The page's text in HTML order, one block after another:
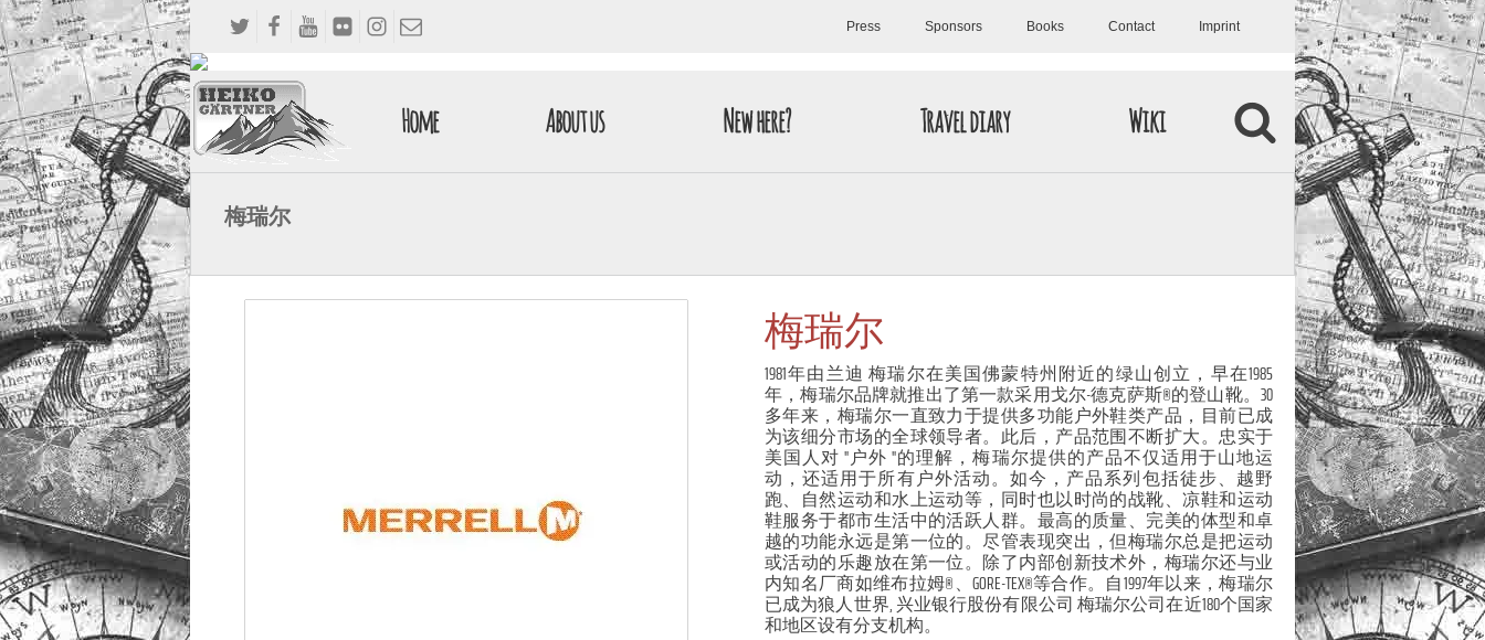
Press Sponsors Books Contact Imprint
Home About us New here? Travel diary Wiki
梅瑞尔
梅瑞尔
1981年由兰迪 梅瑞尔在美国佛蒙特州附近的绿山创立，早在1985
年，梅瑞尔品牌就推出了第一款采用戈尔-德克萨斯®的登山靴。30
多年来，梅瑞尔一直致力于提供多功能户外鞋类产品，目前已成
为该细分市场的全球领导者。此后，产品范围不断扩大。忠实于
美国人对 "户外 "的理解，梅瑞尔提供的产品不仅适用于山地运
动，还适用于所有户外活动。如今，产品系列包括徒步、越野
跑、自然运动和水上运动等，同时也以时尚的战靴、凉鞋和运动
鞋服务于都市生活中的活跃人群。最高的质量、完美的体型和卓
越的功能永远是第一位的。尽管表现突出，但梅瑞尔总是把运动
或活动的乐趣放在第一位。除了内部创新技术外，梅瑞尔还与业
内知名厂商如维布拉姆®、GORE-TEX®等合作。自1997年以来，梅瑞尔
已成为狼人世界, 兴业银行股份有限公司 梅瑞尔公司在近180个国家
和地区设有分支机构。